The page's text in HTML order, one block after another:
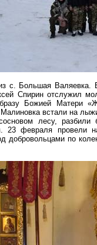
с. Большая Валяевка.
Спиринотслужил
Божией Матери «
встали на
лесу, разбили
23 февраля провели
добровольцами по